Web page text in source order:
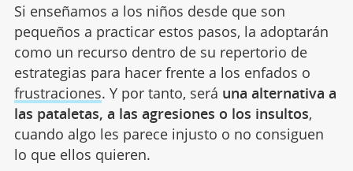
Si enseñamos a los niños desde que son
pequeños a practicar estos pasos, la adoptarán
como un recurso dentro de su repertorio de
estrategias para hacer frente a los enfados o
frustraciones. Y por tanto, será una alternativa a
las pataletas, a las agresiones o los insultos,
cuando algo les parece injusto o no consiguen
lo que ellos quieren.